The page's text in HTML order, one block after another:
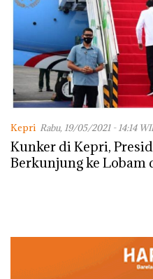
Kepri Rabu, 19/05/2021 - 14:14
Kunker di Kepri,
Berkunjung ke Lobam